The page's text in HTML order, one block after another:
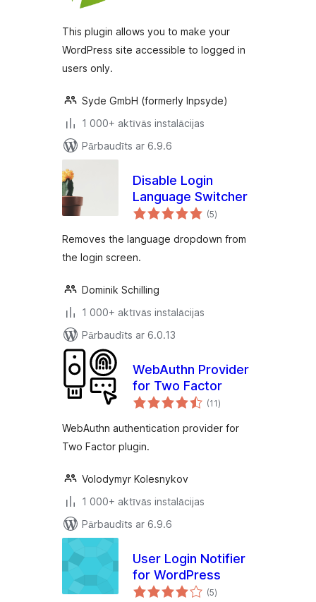
This plugin allows you to make your
WordPress site accessible to logged in
users only.
Syde GmbH (formerly Inpsyde)
1 000+ aktīvās instalācijas
Pārbaudīts ar 6.9.6
Disable Login
Language Switcher
(5vērtējumu
kopsumma
)
Removes the language dropdown from
the login screen.
Dominik Schilling
1 000+ aktīvās instalācijas
Pārbaudīts ar 6.0.13
WebAuthn Provider
for Two Factor
(11vērtējumu
kopsumma
)
WebAuthn authentication provider for
Two Factor plugin.
Volodymyr Kolesnykov
1 000+ aktīvās instalācijas
Pārbaudīts ar 6.9.6
User Login Notifier
for WordPress
(5vērtējumu
kopsumma
)